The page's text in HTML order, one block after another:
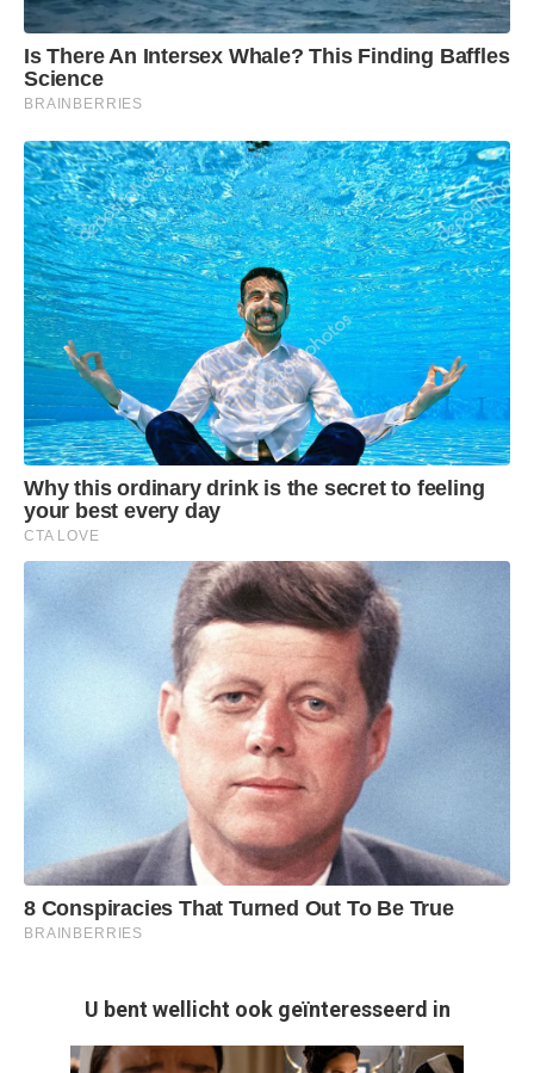
U bent wellicht ook geïnteresseerd in